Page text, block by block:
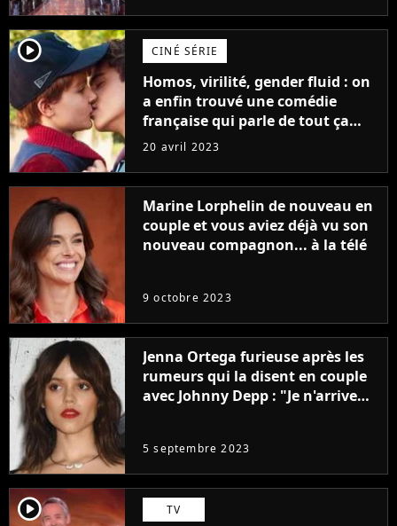
player2 CINÉ SÉRIE
Homos, virilité, gender fluid : on
a enfin trouvé une comédie
française qui parle de tout ça
sans être super ringarde
20 avril 2023
Marine Lorphelin de nouveau en
couple et vous aviez déjà vu son
nouveau compagnon... à la télé
9 octobre 2023
Jenna Ortega furieuse après les
rumeurs qui la disent en couple
avec Johnny Depp : "Je n'arrive
5 septembre 2023
player2 TV